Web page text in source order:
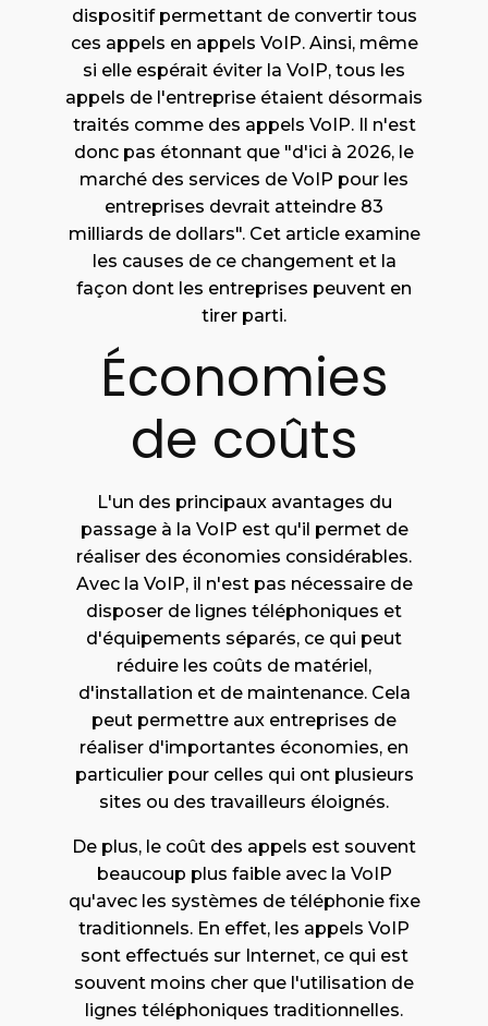
dispositif permettant de convertir tous
ces appels en appels VoIP. Ainsi, même
si elle espérait éviter la VoIP, tous les
appels de l'entreprise étaient désormais
traités comme des appels VoIP. Il n'est
donc pas étonnant que "d'ici à 2026, le
marché des services de VoIP pour les
entreprises devrait atteindre 83
milliards de dollars". Cet article examine
les causes de ce changement et la
façon dont les entreprises peuvent en
tirer parti.
Économies
de coûts
L'un des principaux avantages du
passage à la VoIP est qu'il permet de
réaliser des économies considérables.
Avec la VoIP, il n'est pas nécessaire de
disposer de lignes téléphoniques et
d'équipements séparés, ce qui peut
réduire les coûts de matériel,
d'installation et de maintenance. Cela
peut permettre aux entreprises de
réaliser d'importantes économies, en
particulier pour celles qui ont plusieurs
sites ou des travailleurs éloignés.
De plus, le coût des appels est souvent
beaucoup plus faible avec la VoIP
qu'avec les systèmes de téléphonie fixe
traditionnels. En effet, les appels VoIP
sont effectués sur Internet, ce qui est
souvent moins cher que l'utilisation de
lignes téléphoniques traditionnelles.